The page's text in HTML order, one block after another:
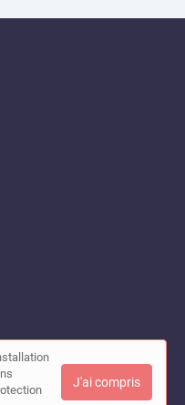
J'ai compris